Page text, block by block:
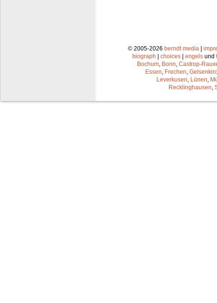
© 2005-2026 berndt media |
biograph | choices | engels und
Bochum Bonn Castrop-
Essen Frechen
Leverkusen Lünen
Recklinghausen